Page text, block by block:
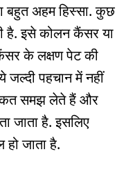
बहुत अहम हिस्सा. कुछ
है. इसे कोलन कैंसर या
के लक्षण पेट की
पहचान में नहीं
समझ लेते हैं और
जाता है. इसलिए
जाता है.